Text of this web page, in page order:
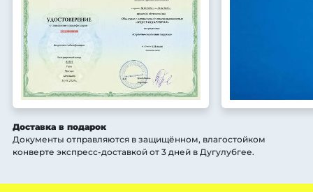
Доставка в подарок
Документы отправляются в защищённом, влагостойком
конверте экспресс-доставкой от 3 дней в Дугулубгее.